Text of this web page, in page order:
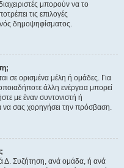
μπορούν να το
τις επιλογές
δημοψηφίσματος.
σε ορισμένα μέλη ή ομάδες. Για
άλλη ενέργεια μπορεί
με έναν συντονιστή ή
να σας χορηγήσει την πρόσβαση.
Δ. Συζήτηση, ανά ομάδα, ή ανά